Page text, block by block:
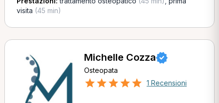
visita (45 min)
Michelle Cozza
Osteopata
1 Recensioni